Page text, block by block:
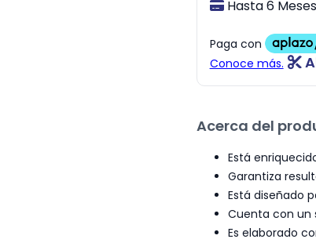
Hasta 6
Acerca del
Está
Garantiza
Está diseñado
Cuenta con un
Es elaborado